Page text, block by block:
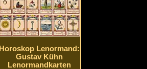
Horoskop Lenormand:
Gustav Kühn
Lenormandkarten